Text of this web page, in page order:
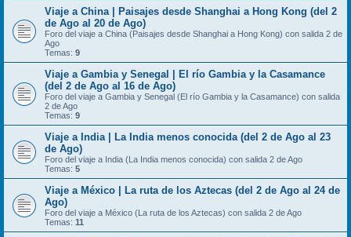
Viaje a China | Paisajes desde Shanghai a Hong Kong (del 2
de Ago al 20 de Ago)
Foro del viaje a China (Paisajes desde Shanghai a Hong Kong) con salida 2 de
Ago
Temas: 9
Viaje a Gambia y Senegal | El río Gambia y la Casamance
(del 2 de Ago al 16 de Ago)
Foro del viaje a Gambia y Senegal (El río Gambia y la Casamance) con salida
2 de Ago
Temas: 9
Viaje a India | La India menos conocida (del 2 de Ago al 23
de Ago)
Foro del viaje a India (La India menos conocida) con salida 2 de Ago
Temas: 5
Viaje a México | La ruta de los Aztecas (del 2 de Ago al 24 de
Ago)
Foro del viaje a México (La ruta de los Aztecas) con salida 2 de Ago
Temas: 11